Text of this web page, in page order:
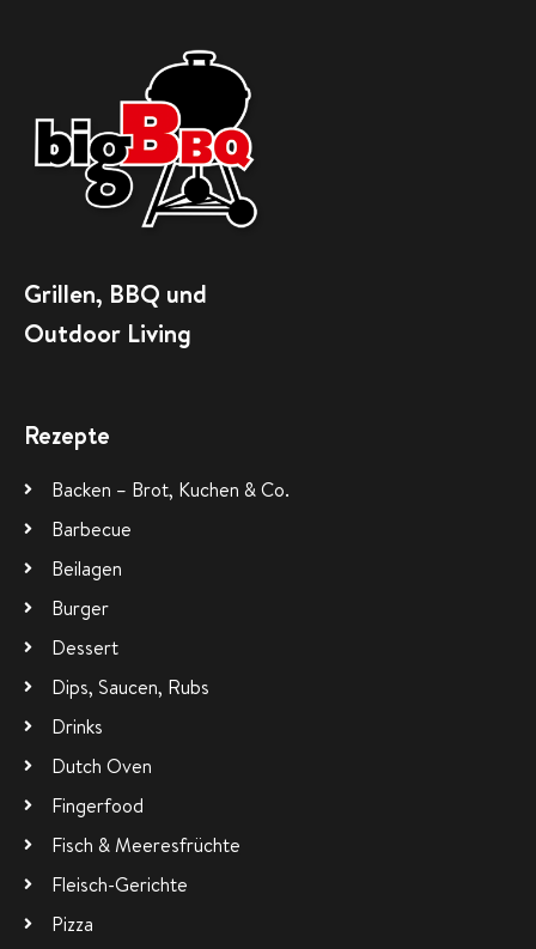
Grillen, BBQ und
Outdoor Living
Rezepte
Backen – Brot, Kuchen & Co.
Barbecue
Beilagen
Burger
Dessert
Dips, Saucen, Rubs
Drinks
Dutch Oven
Fingerfood
Fisch & Meeresfrüchte
Fleisch-Gerichte
Pizza